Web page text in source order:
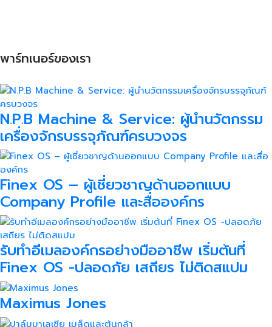
พาร์ทเนอร์ของเรา
N.P.B Machine & Service: ผู้นำนวัตกรรม
เครื่องจักรบรรจุภัณฑ์ครบวงจร
Finex OS – ผู้เชี่ยวชาญด้านออกแบบ
Company Profile และสื่อองค์กร
รับทำอีเมลองค์กรอย่างมืออาชีพ เริ่มต้นที่
Finex OS -ปลอดภัย เสถียร ไม่ติดสแปม
Maximus Jones